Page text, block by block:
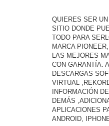
QUIERES SER
SITIO DONDE
TODO PARA
MARCA
LAS MEJORES
CON GARANTÍA.
DESCARGAS
VIRTUAL
INFORMACIÓN
DEMÁS
APLICACIONES
ANDROID,